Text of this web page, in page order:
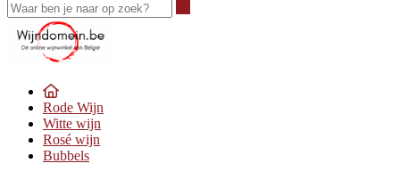
Rode Wijn
Witte wijn
Rosé wijn
Bubbels